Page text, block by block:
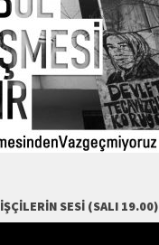
İŞÇILERIN SESI (SALI 19.00)